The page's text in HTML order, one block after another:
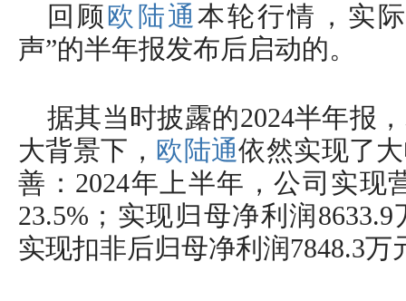
回顾欧陆通 本轮行情，实
声”的半年报发布后启动的。
据其当时披露的2024半年报
大背景下， 欧陆通依然实现了
善：2024年上半年，公司实现
23.5%；实现归母净利润
实现扣非后归母净利润7848.3万